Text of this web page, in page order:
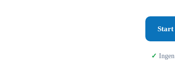
Start